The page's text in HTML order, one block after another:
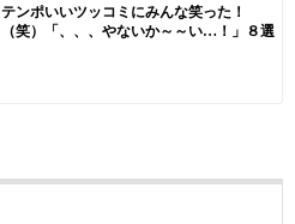
テンポいいツッコミにみんな笑った！
（笑）「、、、やないか～～い…！」８選